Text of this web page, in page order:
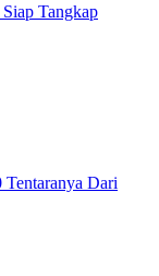
Tangkap
Dari